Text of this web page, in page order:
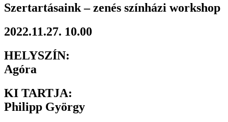
Szertartásaink – zenés színházi workshop
2022.11.27. 10.00
HELYSZÍN:
Agóra
KI TARTJA:
Philipp György